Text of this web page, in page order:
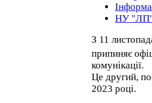
НУ
З 11
припиняє
комунікації.
Це другий,
2023 році.